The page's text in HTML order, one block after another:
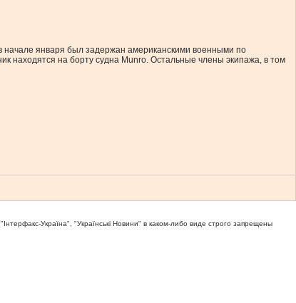
января был задержан американскими военными по
находятся на борту судна Munro. Остальные члены экипажа, в том
Україна", "Українськi Новини" в каком-либо виде строго запрещены